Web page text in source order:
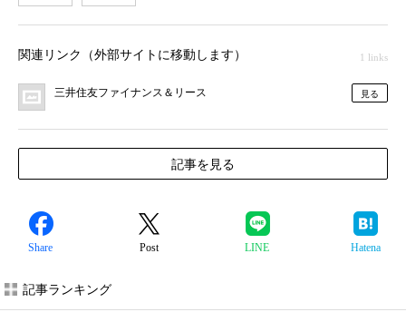
関連リンク（外部サイトに移動します） 1 links
三井住友ファイナンス＆リース 見る
記事を見る
Share Post LINE Hatena
記事ランキング